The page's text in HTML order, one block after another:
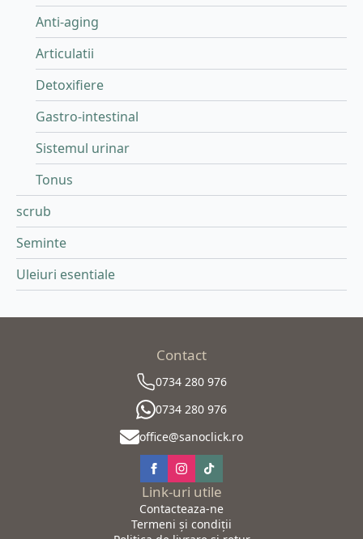
Anti-aging
Articulatii
Detoxifiere
Gastro-intestinal
Sistemul urinar
Tonus
scrub
Seminte
Uleiuri esentiale
Contact
0734 280 976
0734 280 976
office@sanoclick.ro
Link-uri utile
Contacteaza-ne
Termeni și condiții